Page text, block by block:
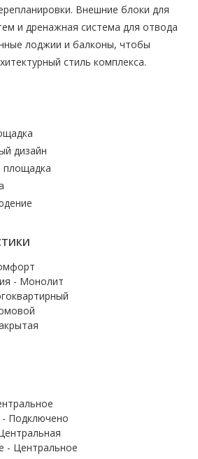
Внешние блоки для
и дренажная система для отвода
лоджии и балконы, чтобы
стиль комплекса.
дизайн
площадка
- Монолит
- Подключено
- Центральное